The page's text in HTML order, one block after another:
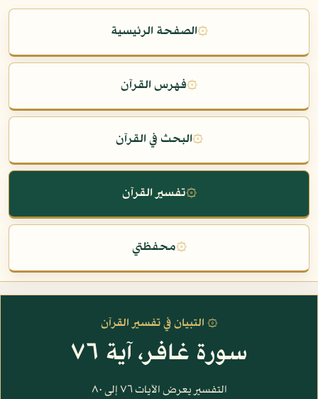
۞الصفحة الرئيسية
۞فهرس القرآن
۞البحث في القرآن
۞تفسير القرآن
۞محفظتي
۞ التبيان في تفسير القرآن
سورة غافر، آية ٧٦
التفسير يعرض الآيات ٧٦ إلى ٨٠